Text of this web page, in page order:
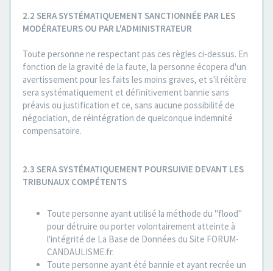
2.2 SERA SYSTÉMATIQUEMENT SANCTIONNÉE PAR LES
MODÉRATEURS OU PAR L'ADMINISTRATEUR
Toute personne ne respectant pas ces règles ci-dessus. En
fonction de la gravité de la faute, la personne écopera d'un
avertissement pour les faits les moins graves, et s'il réitère
sera systématiquement et définitivement bannie sans
préavis ou justification et ce, sans aucune possibilité de
négociation, de réintégration de quelconque indemnité
compensatoire.
2.3 SERA SYSTÉMATIQUEMENT POURSUIVIE DEVANT LES
TRIBUNAUX COMPÉTENTS
Toute personne ayant utilisé la méthode du "flood"
pour détruire ou porter volontairement atteinte à
l'intégrité de La Base de Données du Site FORUM-
CANDAULISME.fr.
Toute personne ayant été bannie et ayant recrée un